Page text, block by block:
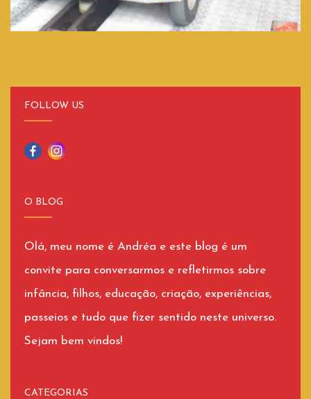
FOLLOW US
O BLOG
Olá, meu nome é Andréa e este blog é um
convite para conversarmos e refletirmos sobre
infância, filhos, educação, criação, experiências,
passeios e tudo que fizer sentido neste universo.
Sejam bem vindos!
CATEGORIAS